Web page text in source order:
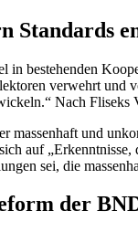
Standards
in bestehenden
verwehrt und
Nach
massenhaft und
auf
sei, die
der